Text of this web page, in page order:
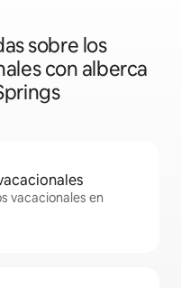
sobre los
con alberca
vacacionales en